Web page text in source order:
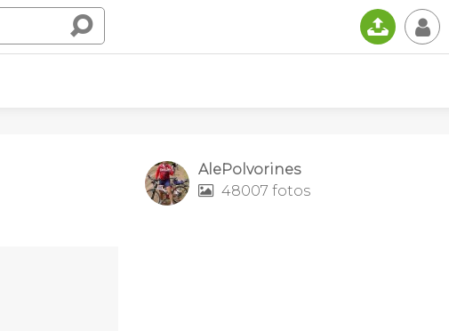
📤 👤
AlePolvorines
 48007 fotos